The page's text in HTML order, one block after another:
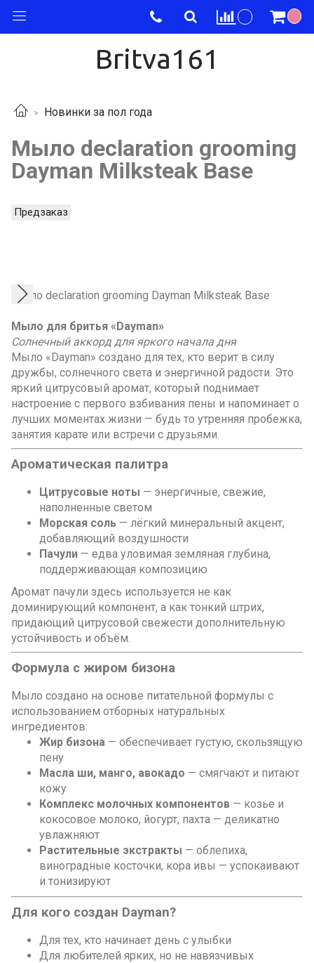
Britva161
Новинки за пол года
Мыло declaration grooming
Dayman Milksteak Base
Предзаказ
Мыло declaration grooming Dayman Milksteak Base
Мыло для бритья «Dayman»
Солнечный аккорд для яркого начала дня
Мыло «Dayman» создано для тех, кто верит в силу
дружбы, солнечного света и энергичной радости. Это
яркий цитрусовый аромат, который поднимает
настроение с первого взбивания пены и напоминает о
лучших моментах жизни — будь то утренняя пробежка,
занятия карате или встречи с друзьями.
Ароматическая палитра
Цитрусовые ноты — энергичные, свежие,
наполненные светом
Морская соль — лёгкий минеральный акцент,
добавляющий воздушности
Пачули — едва уловимая земляная глубина,
поддерживающая композицию
Аромат пачули здесь используется не как
доминирующий компонент, а как тонкий штрих,
придающий цитрусовой свежести дополнительную
устойчивость и объём.
Формула с жиром бизона
Мыло создано на основе питательной формулы с
использованием отборных натуральных
ингредиентов:
Жир бизона — обеспечивает густую, скользящую
пену
Масла ши, манго, авокадо — смягчают и питают
кожу
Комплекс молочных компонентов — козье и
кокосовое молоко, йогурт, пахта — деликатно
увлажняют
Растительные экстракты — облепиха,
виноградные косточки, кора ивы — успокаивают
и тонизируют
Для кого создан Dayman?
Для тех, кто начинает день с улыбки
Для любителей ярких, но не навязчивых